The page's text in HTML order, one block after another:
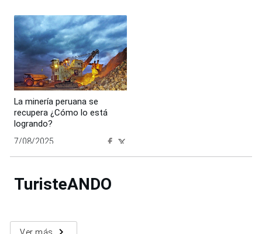
La minería peruana se
recupera ¿Cómo lo está
logrando?
7/08/2025
TuristeANDO